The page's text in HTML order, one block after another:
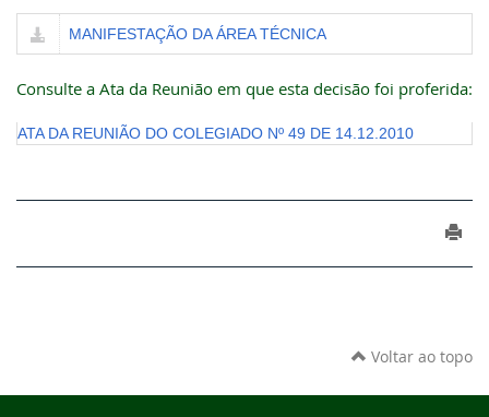
MANIFESTAÇÃO DA ÁREA TÉCNICA
Consulte a Ata da Reunião em que esta decisão foi proferida:
ATA DA REUNIÃO DO COLEGIADO Nº 49 DE 14.12.2010
Voltar ao topo